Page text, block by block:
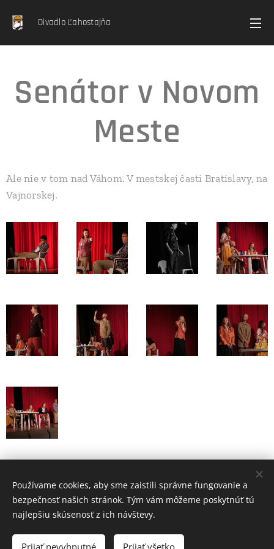
Divadlo Ľahostajňa
Senátor v Novom
Meste
Ale nie v tom nad Váhom. V mestskej časti Bratislavy, na
Vajnorskej.
Fotografie: Stredisko kultúry Bratislava Nové Mesto
2025 Divadlo Ľahostajňa | Všetky práva ľahostajné.
Používame cookies, aby sme zaistili správne fungovanie a
bezpečnosť našich stránok. Tým vám môžeme poskytnúť tú
najlepšiu skúsenosť z ich návštevy.
Prijať nevyhnutné Prijať všetko